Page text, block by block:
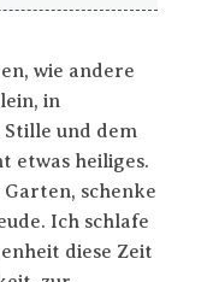
wie andere
in
und dem
etwas heiliges.
schenke
Ich schlafe
diese Zeit